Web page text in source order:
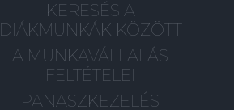
KERESÉS A
DIÁKMUNKÁK KÖZÖTT
A MUNKAVÁLLALÁS
FELTÉTELEI
PANASZKEZELÉS